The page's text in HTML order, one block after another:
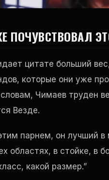
ПОЧУВСТВОВАЛ
цитате больший
которые они уже
Чимаев труден
Везде.
парнем, он лучший
областях, в стойке, в
какой размер.”